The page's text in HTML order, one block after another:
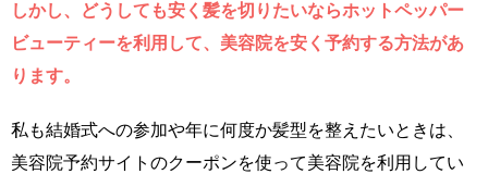
しかし、どうしても安く髪を切りたいならホットペッパー
ビューティーを利用して、美容院を安く予約する方法があ
ります。
私も結婚式への参加や年に何度か髪型を整えたいときは、
美容院予約サイトのクーポンを使って美容院を利用してい